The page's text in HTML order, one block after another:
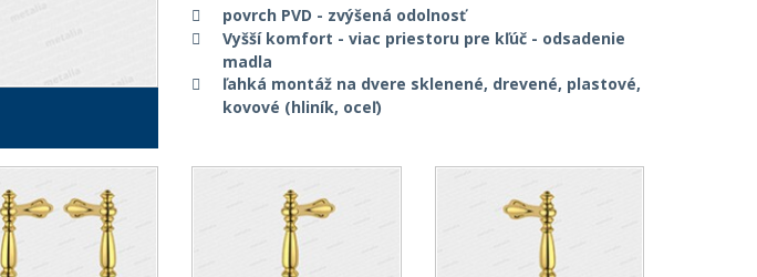
povrch PVD - zvýšená odolnosť
Vyšší komfort - viac priestoru pre kľúč - odsadenie
madla
ľahká montáž na dvere sklenené, drevené, plastové,
kovové (hliník, oceľ)